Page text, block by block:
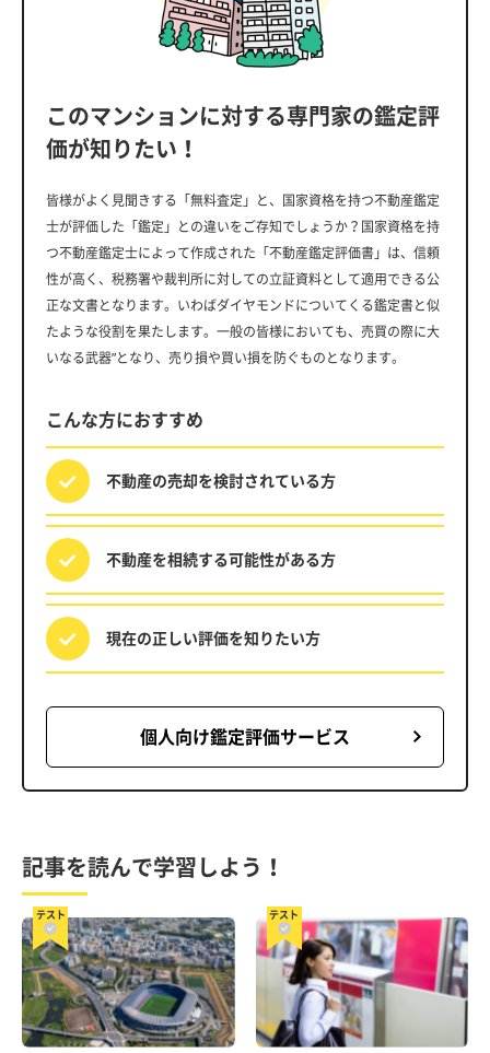
このマンションに対する専門家の鑑定評
価が知りたい！
皆様がよく見聞きする「無料査定」と、国家資格を持つ不動産鑑定
士が評価した「鑑定」との違いをご存知でしょうか？国家資格を持
つ不動産鑑定士によって作成された「不動産鑑定評価書」は、信頼
性が高く、税務署や裁判所に対しての立証資料として適用できる公
正な文書となります。いわばダイヤモンドについてくる鑑定書と似
たような役割を果たします。一般の皆様においても、売買の際に大
いなる武器”となり、売り損や買い損を防ぐものとなります。
こんな方におすすめ
不動産の売却を検討されている方
不動産を相続する可能性がある方
現在の正しい評価を知りたい方
個人向け鑑定評価サービス
記事を読んで学習しよう！
テスト テスト